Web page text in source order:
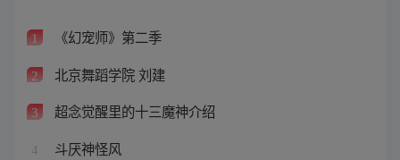
1 《幻宠师》第二季
2 北京舞蹈学院 刘建
3 超念觉醒里的十三魔神介绍
4 斗厌神怪风